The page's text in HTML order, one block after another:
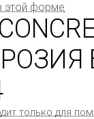
этой форме
только для